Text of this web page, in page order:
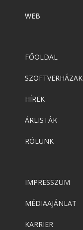
WEB
FŐOLDAL
SZOFTVERHÁZAK
HÍREK
ÁRLISTÁK
RÓLUNK
IMPRESSZUM
MÉDIAAJÁNLAT
KARRIER